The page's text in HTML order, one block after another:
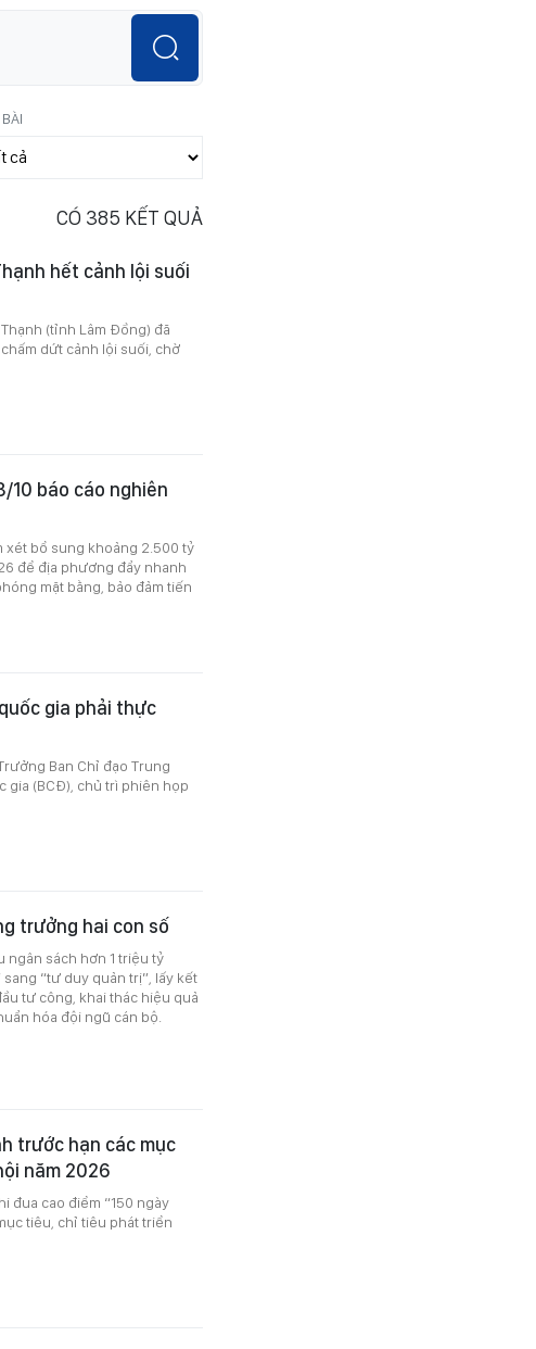
CÓ 385 KẾT QUẢ
hết cảnh lội suối
(tỉnh Lâm Đồng) đã
dứt cảnh lội suối, chờ
10 báo cáo nghiên
xét bổ sung khoảng 2.500 tỷ
để địa phương đẩy nhanh
mặt bằng, bảo đảm tiến
gia phải thực
Ban Chỉ đạo Trung
(BCĐ), chủ trì phiên họp
trưởng hai con số
ngân sách hơn 1 triệu tỷ
“tư duy quản trị”, lấy kết
tư công, khai thác hiệu quả
hóa đội ngũ cán bộ.
trước hạn các mục
năm 2026
đua cao điểm “150 ngày
tiêu, chỉ tiêu phát triển